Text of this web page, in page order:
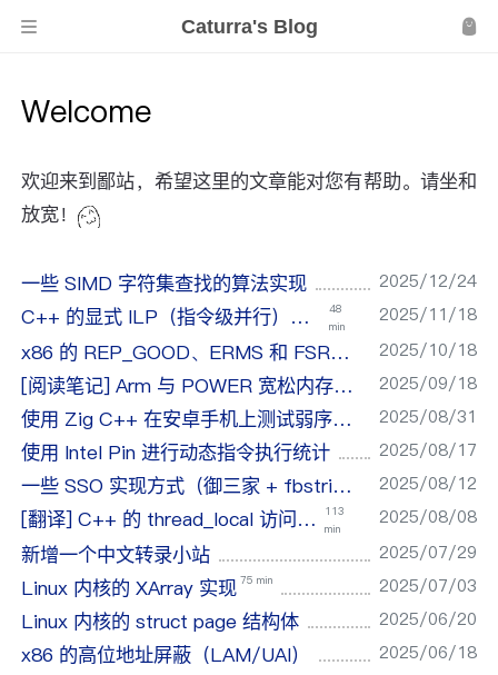
Caturra's Blog
Welcome
欢迎来到鄙站，希望这里的文章能对您有帮助。请坐和
放宽！
一些 SIMD 字符集查找的算法实现 2025/12/24
C++ 的显式 ILP（指令级并行）实践
48
min
2025/11/18
x86 的 REP_GOOD、ERMS 和 FSRS 微架构特性 2025/10/18
[阅读笔记] Arm 与 POWER 宽松内存模型入门 2025/09/18
使用 Zig C++ 在安卓手机上测试弱序内存模型 2025/08/31
使用 Intel Pin 进行动态指令执行统计 2025/08/17
一些 SSO 实现方式（御三家 + fbstring） 2025/08/12
[翻译] C++ 的 thread_local 访问模型
113
min
2025/08/08
新增一个中文转录小站 2025/07/29
Linux 内核的 XArray 实现 75 min 2025/07/03
Linux 内核的 struct page 结构体 2025/06/20
x86 的高位地址屏蔽（LAM/UAI） 2025/06/18